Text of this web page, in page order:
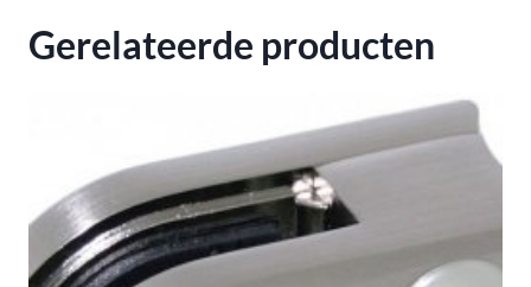
aantal
Gerelateerde producten